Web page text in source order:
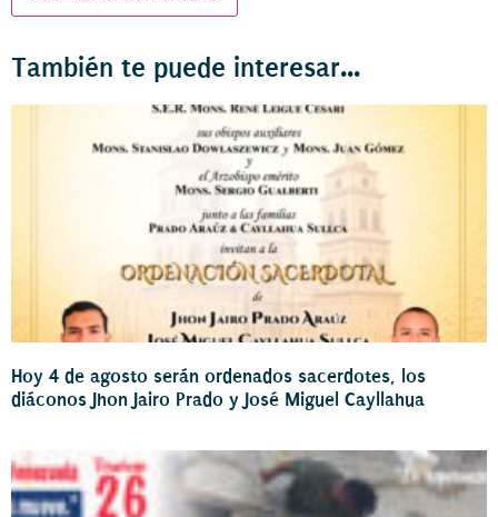
También te puede interesar...
Hoy 4 de agosto serán ordenados sacerdotes, los
diáconos Jhon Jairo Prado y José Miguel Cayllahua